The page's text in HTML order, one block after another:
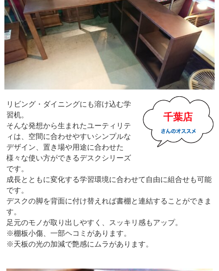
千葉店
リビング・ダイニングにも溶け込む学
習机。
そんな発想から生まれたユーティリテ
ィは、空間に合わせやすいシンプルな
デザイン、置き場や用途に合わせた
様々な使い方ができるデスクシリーズ
です。
成長とともに変化する学習環境に合わせて自由に組合せも可能
です。
デスクの脚を背面に付け替えれば書棚と連結することができま
す。
足元のモノが取り出しやすく、スッキリ感もアップ。
※棚板小傷、一部ヘコミがあります。
※天板の光の加減で艶感にムラがあります。